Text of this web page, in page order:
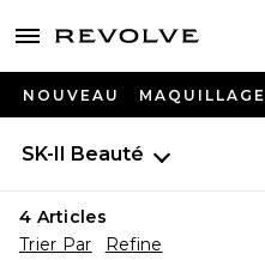
menu - shows more content
NOUVEAU MAQUILLAGE
SK-II Beauté
4 Articles
Trier Par
Refine